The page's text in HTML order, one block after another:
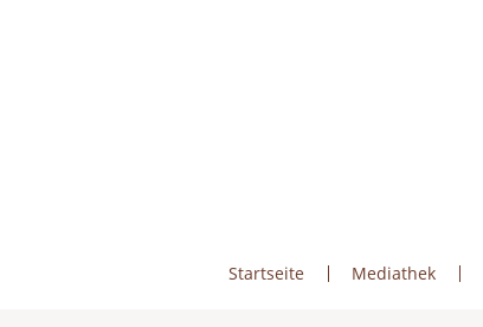
Startseite Mediathek